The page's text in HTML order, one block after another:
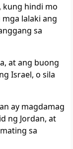
kung hindi mo
lalaki ang
sa
at ang buong
Israel, o sila
ay magdamag
ng Jordan, at
sa